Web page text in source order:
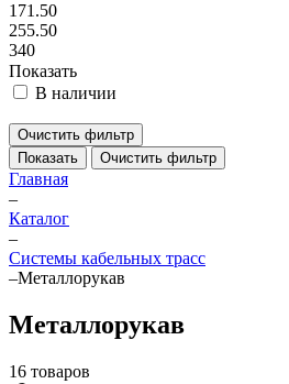
171.50
255.50
340
Показать
В наличии
Очистить фильтр
Показать
Очистить фильтр
Главная
–
Каталог
–
Системы кабельных трасс
–Металлорукав
Металлорукав
16 товаров